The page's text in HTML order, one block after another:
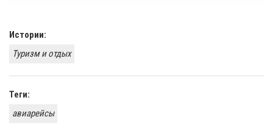
Истории:
Туризм и отдых
Теги:
авиарейсы